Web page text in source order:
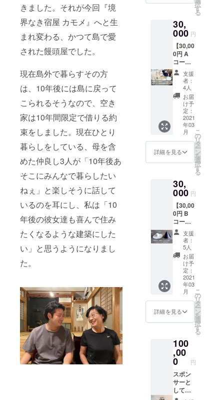
きました。それが今回『境
界なき宿屋 カモメ』へと生
まれ変わる、かつて島で愛
された饅頭屋でした。
現在島外で暮らすその方
は、10年後には島に戻って
こられるそうなので、空き
家は10年間限定で借りる約
束をしました。現在ひとり
暮らしをしている、母を含
めた仲良し3人が「10年後あ
そこにみんなで暮らしたい
ねぇ」と楽しそうに話して
いるのを耳にし、私は「10
年後の彼女達も喜んで住み
たくなるような建築にした
い」と思うようになりまし
た。
必ず備
考欄に
ご希望
のお名
前をご
記入く
ださ
い。
名前掲
泊券の
有効期
限2021
年12月
まで ※
エンド
ロール
へのお
名前掲
載は希
望者の
みとな
ります
ので支
援時、
必ず備
考欄に
記入く
ださ
い。
択
す
る
30,
000 円
【30,00
0円 A
コー
ス】 陶
磁器作
家・城
雅典氏
とコラ
ボした
オリジ
ナル福
祉対応
食器(試
作中)カ
レー皿1
枚＋
皿1枚
＋オリ
ジナル
ステッ
カー ＋
カモメ
プロ
モー
ション
ビデオ
エンド
ロール
へのお
名前掲
ンド
ロール
望者の
みとな
ります
ので支
援時、
必ず備
考欄に
支援
者：
4人
お届
け予
定：
2021
年03
月
詳細を見る
こ
の
リ
タ
ー
ン
を
選
択
す
る
30,
000 円
【30,00
0円 B
コー
ス】 陶
磁器作
家・城
雅典氏
とコラ
ボした
オリジ
ナルペ
ンダン
トライ
ト(試作
中)×1個
＋オリ
ステッ
カー ＋
カモメ
プロ
モー
ション
ビデオ
エンド
支援
者：
5人
お届
け予
定：
2021
年03
月
詳細を見る
こ
の
リ
タ
ー
ン
を
選
択
す
る
100
,00
0 円
スポン
サーと
してカ
モメ公